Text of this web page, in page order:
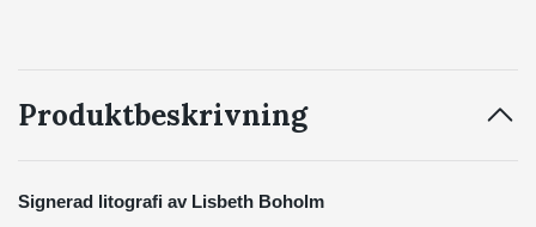
Produktbeskrivning
Signerad litografi av Lisbeth Boholm